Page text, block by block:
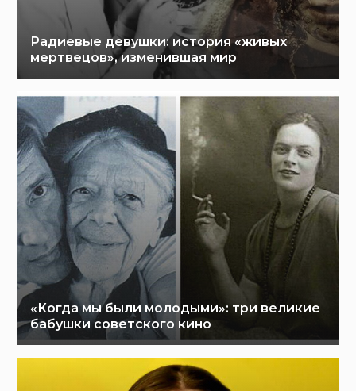
Радиевые девушки: история «живых
мертвецов», изменившая мир
«Когда мы были молодыми»: три великие
бабушки советского кино